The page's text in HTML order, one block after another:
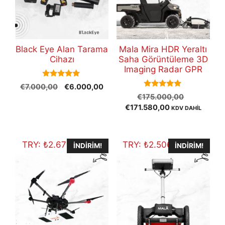
Black Eye Alan Tarama
Cihazı
5.00
out of 5
€7.000,00
Orijinal
€6.000,00Şu
Mala Mira HDR Yeraltı
Saha Görüntüleme 3D
Imaging Radar GPR
5.00
out of 5
€175.000,00
fiyat:
€171.580,00Şu
€171.580,00.
KDV DAHİL
TRY: ₺2.676.941,60
İNDIRIM! TRY:₺2.506.540,80
İNDIRIM!